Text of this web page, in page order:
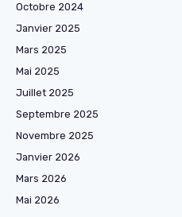
Octobre 2024
Janvier 2025
Mars 2025
Mai 2025
Juillet 2025
Septembre 2025
Novembre 2025
Janvier 2026
Mars 2026
Mai 2026